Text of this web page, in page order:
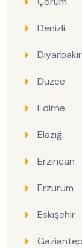
Denizli
Diyarbakır
Düzce
Edirne
Elazığ
Erzincan
Erzurum
Eskişehir
Gaziantep